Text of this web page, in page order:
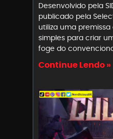
Desenvolvido pela
publicado pela
utiliza uma
simples para criar
foge do
Continue Lendo »